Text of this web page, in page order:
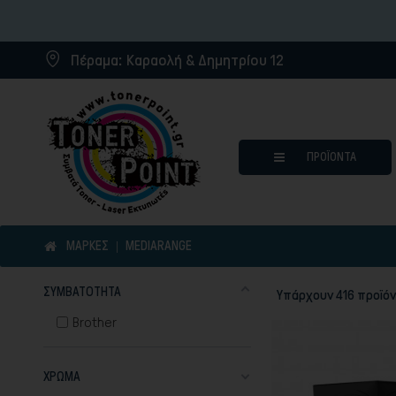
Πέραμα: Καραολή & Δημητρίου 12
ΠΡΟΪΌΝΤΑ
Μελάνια για inkjet
ΜΆΡΚΕΣ MEDIARANGE
ΣΥΜΒΑΤΌΤΗΤΑ
Brother
ΧΡΏΜΑ
Υπάρχουν 416